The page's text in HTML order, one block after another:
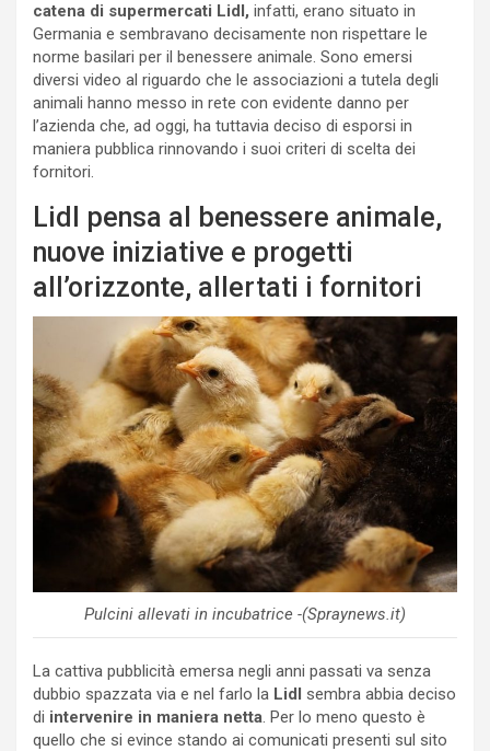
catena di supermercati Lidl, infatti, erano situato in
Germania e sembravano decisamente non rispettare le
norme basilari per il benessere animale. Sono emersi
diversi video al riguardo che le associazioni a tutela degli
animali hanno messo in rete con evidente danno per
l’azienda che, ad oggi, ha tuttavia deciso di esporsi in
maniera pubblica rinnovando i suoi criteri di scelta dei
fornitori.
Lidl pensa al benessere animale,
nuove iniziative e progetti
all’orizzonte, allertati i fornitori
Pulcini allevati in incubatrice -(Spraynews.it)
La cattiva pubblicità emersa negli anni passati va senza
dubbio spazzata via e nel farlo la Lidl sembra abbia deciso
di intervenire in maniera netta. Per lo meno questo è
quello che si evince stando ai comunicati presenti sul sito